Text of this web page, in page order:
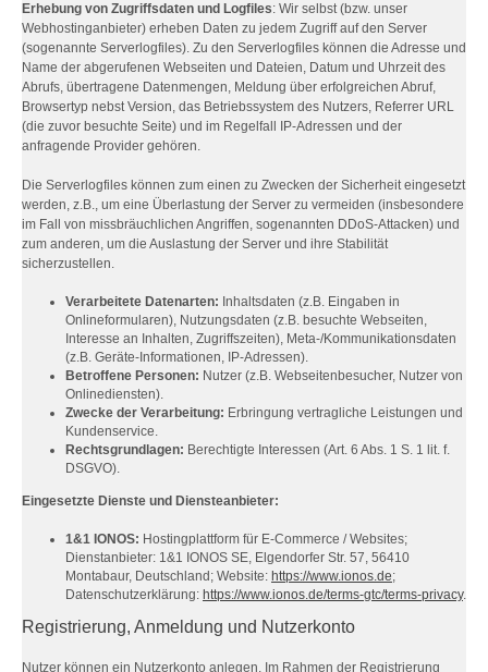
Erhebung von Zugriffsdaten und Logfiles: Wir selbst (bzw. unser
Webhostinganbieter) erheben Daten zu jedem Zugriff auf den Server
(sogenannte Serverlogfiles). Zu den Serverlogfiles können die Adresse und
Name der abgerufenen Webseiten und Dateien, Datum und Uhrzeit des
Abrufs, übertragene Datenmengen, Meldung über erfolgreichen Abruf,
Browsertyp nebst Version, das Betriebssystem des Nutzers, Referrer URL
(die zuvor besuchte Seite) und im Regelfall IP-Adressen und der
anfragende Provider gehören.
Die Serverlogfiles können zum einen zu Zwecken der Sicherheit eingesetzt
werden, z.B., um eine Überlastung der Server zu vermeiden (insbesondere
im Fall von missbräuchlichen Angriffen, sogenannten DDoS-Attacken) und
zum anderen, um die Auslastung der Server und ihre Stabilität
sicherzustellen.
Verarbeitete Datenarten: Inhaltsdaten (z.B. Eingaben in
Onlineformularen), Nutzungsdaten (z.B. besuchte Webseiten,
Interesse an Inhalten, Zugriffszeiten), Meta-/Kommunikationsdaten
(z.B. Geräte-Informationen, IP-Adressen).
Betroffene Personen: Nutzer (z.B. Webseitenbesucher, Nutzer von
Onlinediensten).
Zwecke der Verarbeitung: Erbringung vertragliche Leistungen und
Kundenservice.
Rechtsgrundlagen: Berechtigte Interessen (Art. 6 Abs. 1 S. 1 lit. f.
DSGVO).
Eingesetzte Dienste und Diensteanbieter:
1&1 IONOS: Hostingplattform für E-Commerce / Websites;
Dienstanbieter: 1&1 IONOS SE, Elgendorfer Str. 57, 56410
Montabaur, Deutschland; Website: https://www.ionos.de;
Datenschutzerklärung: https://www.ionos.de/terms-gtc/terms-privacy.
Registrierung, Anmeldung und Nutzerkonto
Nutzer können ein Nutzerkonto anlegen. Im Rahmen der Registrierung